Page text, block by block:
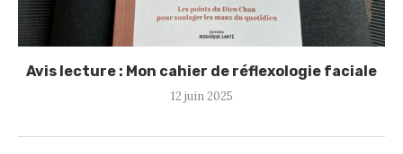
Avis lecture : Mon cahier de réflexologie faciale
12 juin 2025